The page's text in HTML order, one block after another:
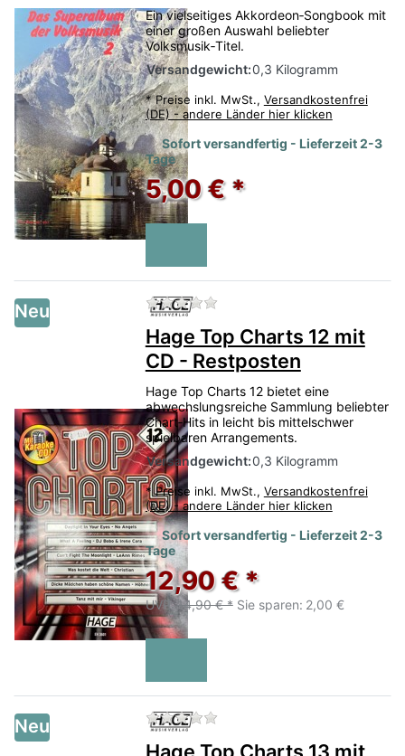
Ein vielseitiges Akkordeon‑Songbook mit
einer großen Auswahl beliebter
Volksmusik‑Titel.
Versandgewicht:0,3 Kilogramm
* Preise inkl. MwSt., Versandkostenfrei
(DE) - andere Länder hier klicken
Sofort versandfertig - Lieferzeit 2-3
Tage
5,00 € *
Neu Zu diesem Produkt liegen
Hage Top Charts 12 mit
CD - Restposten
Hage Top Charts 12 bietet eine
abwechslungsreiche Sammlung beliebter
Chart‑Hits in leicht bis mittelschwer
spielbaren Arrangements.
Versandgewicht:0,3 Kilogramm
* Preise inkl. MwSt., Versandkostenfrei
(DE) - andere Länder hier klicken
Sofort versandfertig - Lieferzeit 2-3
Tage
12,90 € *
UVP:14,90 € * Sie sparen: 2,00 €
Neu Zu diesem Produkt liegen
Hage Top Charts 13 mit